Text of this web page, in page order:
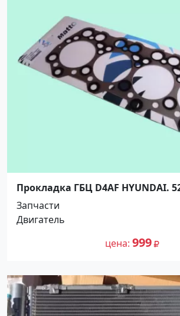
Прокладка ГБЦ D4AF HYUNDAI.
Краснодар
Запчасти
Двигатель
цена 999